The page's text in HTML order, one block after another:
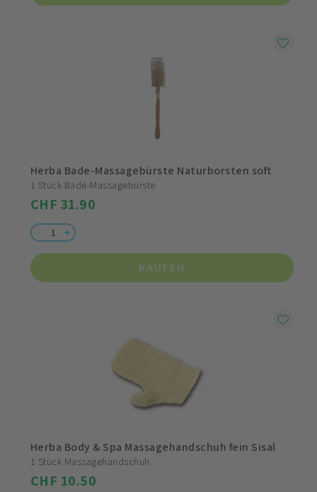
Herba Bade-Massagebürste Naturborsten soft
1 Stück Bade-Massagebürste
CHF 31.90
KAUFEN
Herba Body & Spa Massagehandschuh fein Sisal
1 Stück Massagehandschuh
CHF 10.50